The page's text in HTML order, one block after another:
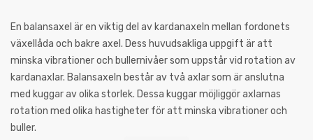
En balansaxel är en viktig del av kardanaxeln mellan fordonets
växellåda och bakre axel. Dess huvudsakliga uppgift är att
minska vibrationer och bullernivåer som uppstår vid rotation av
kardanaxlar. Balansaxeln består av två axlar som är anslutna
med kuggar av olika storlek. Dessa kuggar möjliggör axlarnas
rotation med olika hastigheter för att minska vibrationer och
buller.